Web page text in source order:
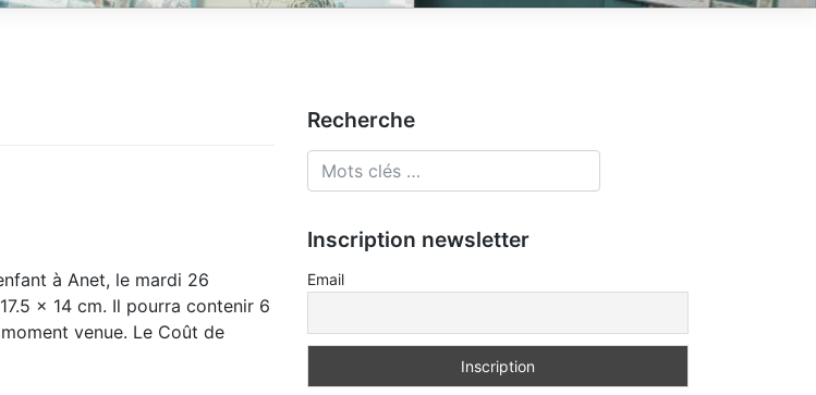
à Anet, le mardi 26
x 14 cm. Il pourra contenir 6
venue. Le Coût de
Recherche
Inscription newsletter
Email